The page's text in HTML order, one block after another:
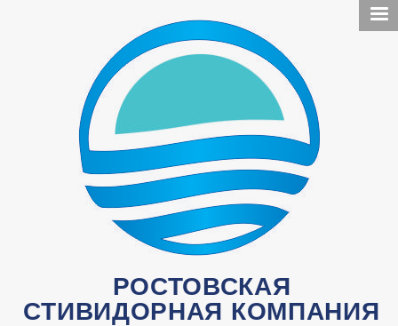
РОСТОВСКАЯ
СТИВИДОРНАЯ КОМПАНИЯ